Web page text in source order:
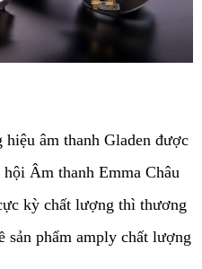
hiệu âm thanh Gladen được
Âm thanh Emma Châu
kỳ chất lượng thì thương
sản phẩm amply chất lượng